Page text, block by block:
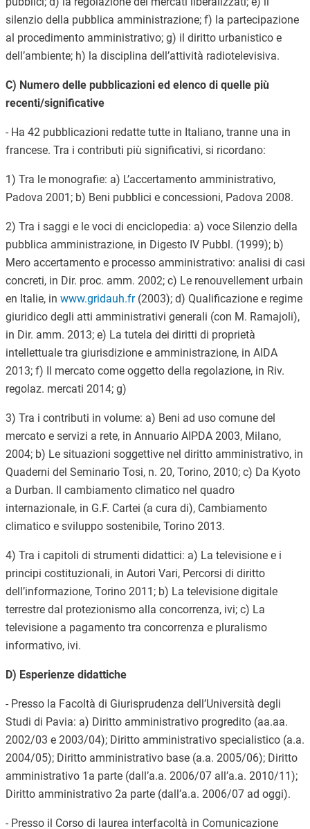
silenzio della pubblica amministrazione; f) la partecipazione
al procedimento amministrativo; g) il diritto urbanistico e
dell’ambiente; h) la disciplina dell’attività radiotelevisiva.
C) Numero delle pubblicazioni ed elenco di quelle più
recenti/significative
- Ha 42 pubblicazioni redatte tutte in Italiano, tranne una in
francese. Tra i contributi più significativi, si ricordano:
1) Tra le monografie: a) L’accertamento amministrativo,
Padova 2001; b) Beni pubblici e concessioni, Padova 2008.
2) Tra i saggi e le voci di enciclopedia: a) voce Silenzio della
pubblica amministrazione, in Digesto IV Pubbl. (1999); b)
Mero accertamento e processo amministrativo: analisi di casi
concreti, in Dir. proc. amm. 2002; c) Le renouvellement urbain
en Italie, in www.gridauh.fr(2003); d) Qualificazione e regime
giuridico degli atti amministrativi generali (con M. Ramajoli),
in Dir. amm. 2013; e) La tutela dei diritti di proprietà
intellettuale tra giurisdizione e amministrazione, in AIDA
2013; f) Il mercato come oggetto della regolazione, in Riv.
regolaz. mercati 2014; g)
3) Tra i contributi in volume: a) Beni ad uso comune del
mercato e servizi a rete, in Annuario AIPDA 2003, Milano,
2004; b) Le situazioni soggettive nel diritto amministrativo, in
Quaderni del Seminario Tosi, n. 20, Torino, 2010; c) Da Kyoto
a Durban. Il cambiamento climatico nel quadro
internazionale, in G.F. Cartei (a cura di), Cambiamento
climatico e sviluppo sostenibile, Torino 2013.
4) Tra i capitoli di strumenti didattici: a) La televisione e i
principi costituzionali, in Autori Vari, Percorsi di diritto
dell’informazione, Torino 2011; b) La televisione digitale
terrestre dal protezionismo alla concorrenza, ivi; c) La
televisione a pagamento tra concorrenza e pluralismo
informativo, ivi.
D) Esperienze didattiche
- Presso la Facoltà di Giurisprudenza dell’Università degli
Studi di Pavia: a) Diritto amministrativo progredito (aa.aa.
2002/03 e 2003/04); Diritto amministrativo specialistico (a.a.
2004/05); Diritto amministrativo base (a.a. 2005/06); Diritto
amministrativo 1a parte (dall’a.a. 2006/07 all’a.a. 2010/11);
Diritto amministrativo 2a parte (dall’a.a. 2006/07 ad oggi).
- Presso il Corso di laurea interfacoltà in Comunicazione